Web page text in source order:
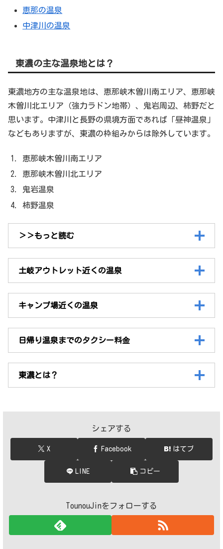
恵那の温泉
中津川の温泉
東濃の主な温泉地とは？
東濃地方の主な温泉地は、恵那峡木曽川南エリア、恵那峡
木曽川北エリア（強力ラドン地帯）、鬼岩周辺、柿野だと
思います。中津川と長野の県境方面であれば「昼神温泉」
などもありますが、東濃の枠組みからは除外しています。
恵那峡木曽川南エリア
恵那峡木曽川北エリア
鬼岩温泉
柿野温泉
＞＞もっと読む
土岐アウトレット近くの温泉
キャンプ場近くの温泉
日帰り温泉までのタクシー料金
東濃とは？
シェアする
X Facebook はてブ
LINE コピー
TounouJinをフォローする